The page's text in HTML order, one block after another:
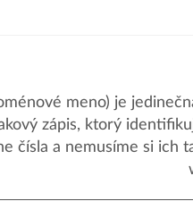
meno) je
zápis, ktorý
čísla a nemusíme si ich